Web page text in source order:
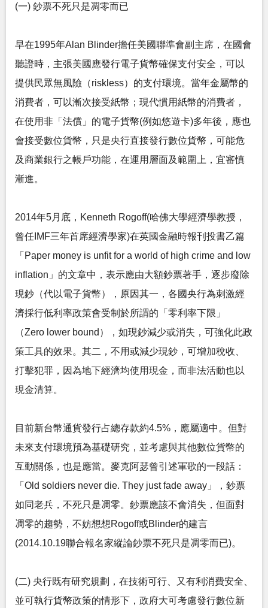
(一) 鈔票不死只是凋零而已
早在1995年Alan Blinder擔任美國聯準會副主席，在國會
聽證時，主張美國應發行電子貨幣確保支付安全，可以
提供民眾無風險（riskless）的支付環境。當年金屬幣的
消費者，可以漸次接受紙幣；現代慣用紙幣的消費者，
在使用非「法償」的電子貨幣(例如悠遊卡)多年後，應也
會接受數位貨幣，只是央行直接發行數位貨幣，可能危
及商業銀行之帳戶功能，在運用層面及範圍上，宜審慎
漸進。
2014年5月底，Kenneth Rogoff(哈佛大學經濟學教授，
曾任IMF三年首席經濟學家)在英國金融時報刊投書乙篇
「Paper money is unfit for a world of high crime and low
inflation」的文章中，表示應由大額鈔票著手，逐步廢除
現鈔（代以電子貨幣），原因其一，各國央行為刺激經
濟採行低利率政策會受制於所謂的「零利率下限」
（Zero lower bound），如現鈔減少或消失，可強化此政
策工具的效果。其二，不用或減少現鈔，可增加稅收、
打擊犯罪，因為地下經濟均使用現金，而非法活動也以
現金清算。
目前新台幣通貨發行占總存款約4.5%，應屬適中。但對
未來支付環境預為基礎研究，並考慮與其他數位貨幣的
互動關係，也是應當。麥克阿瑟曾引述軍歌的一段話：
「Old soldiers never die. They just fade away」，鈔票
如同老兵，不死只是凋零。鈔票應該不會消失，但面對
凋零的趨勢，不妨想想Rogoff或Blinder的建言
(2014.10.19聯合報名家縱論鈔票不死只是凋零而已)。
(二) 央行既有研究規劃，在技術可行、又有利消費安全、
並可執行貨幣政策的情形下，政府大可考慮發行數位新